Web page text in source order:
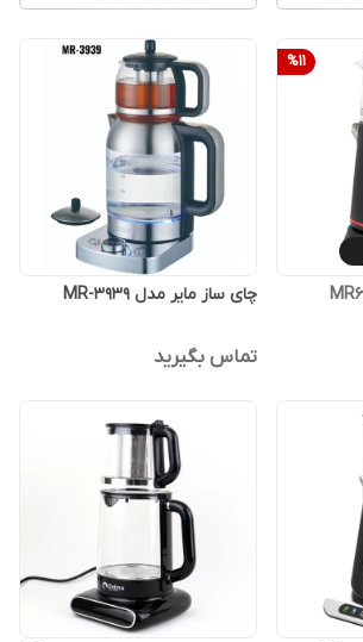
%11
چای ساز مایر مدل MR-3939
تماس بگیرید